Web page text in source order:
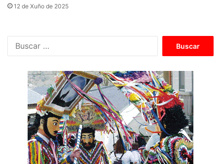
12 de Xuño de 2025
c
a
r
: